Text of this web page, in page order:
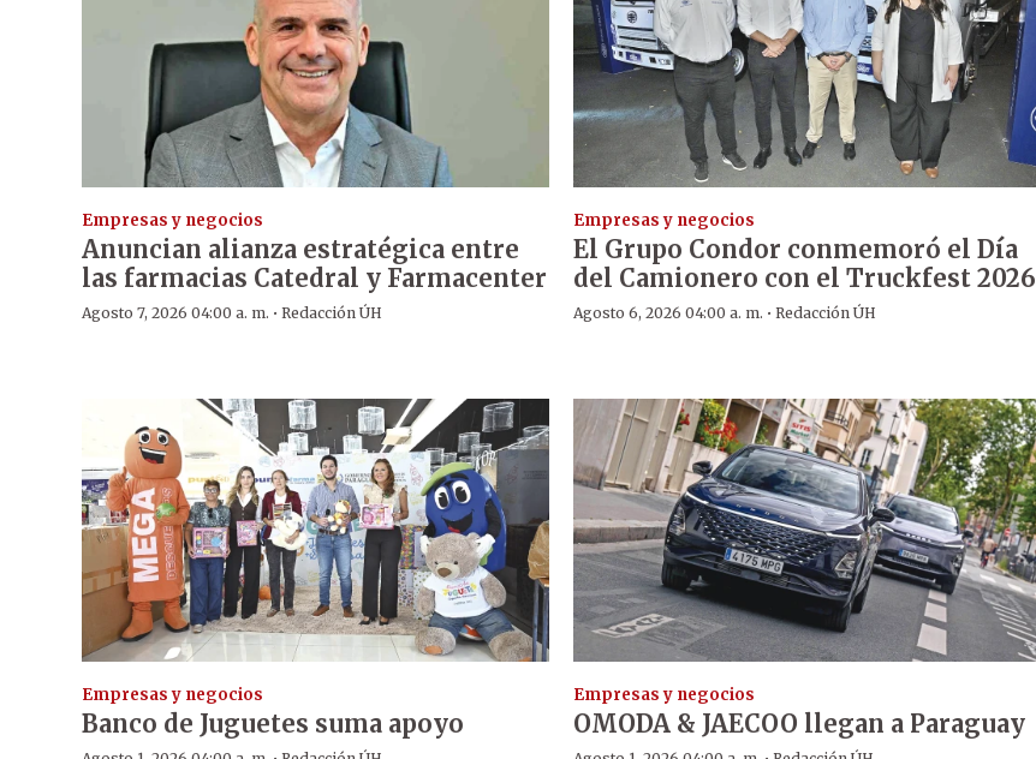
Empresas y negocios
Anuncian alianza estratégica entre
las farmacias Catedral y Farmacenter
Agosto 7, 2026 04:00 a. m. · Redacción ÚH
Empresas y negocios
El Grupo Condor conmemoró el Día
del Camionero con el Truckfest 2026
Agosto 6, 2026 04:00 a. m. ·Redacción ÚH
Empresas y negocios
Banco de Juguetes suma apoyo
Empresas y negocios
OMODA & JAECOO llegan a Paraguay